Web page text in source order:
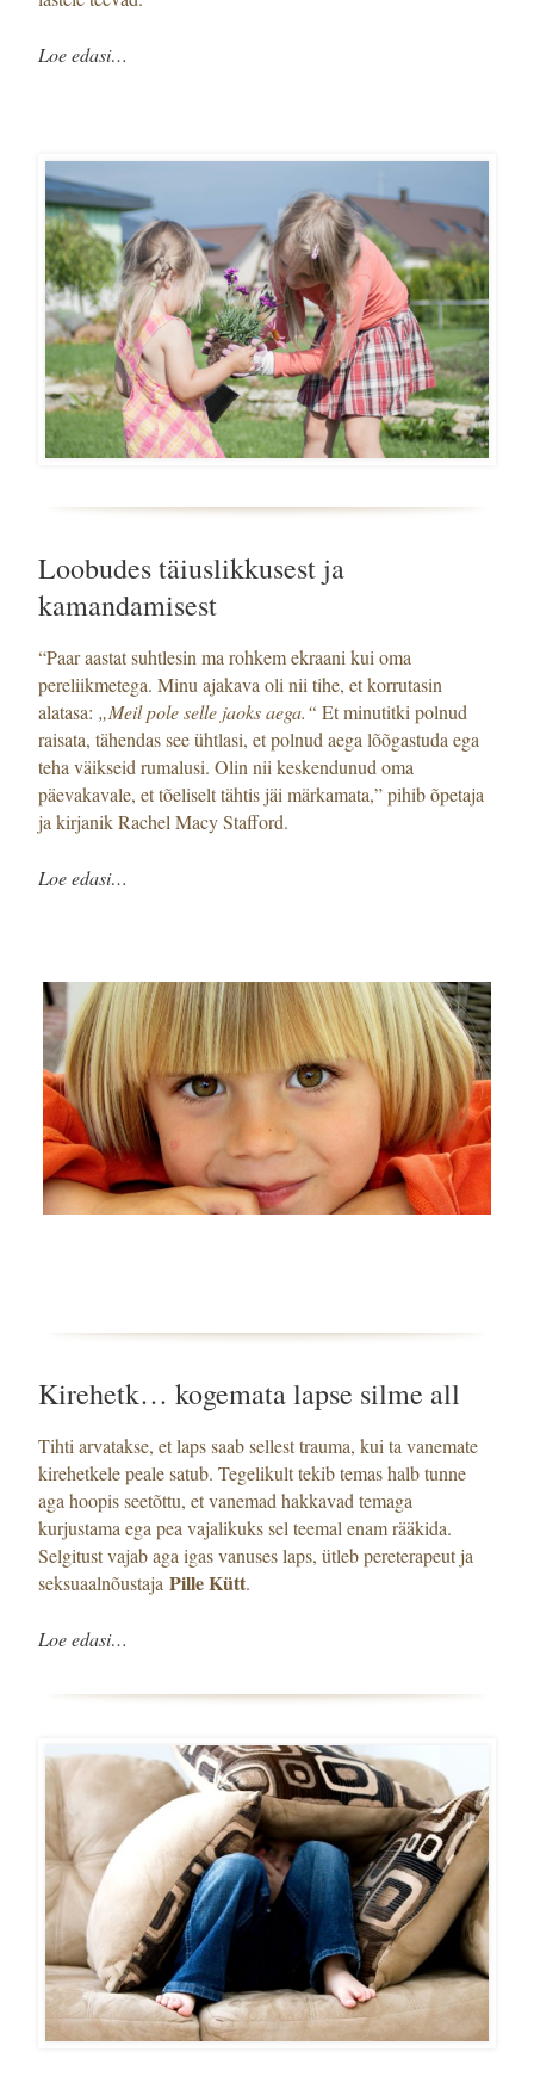
Loe edasi…
Loobudes täiuslikkusest ja
kamandamisest
“Paar aastat suhtlesin ma rohkem ekraani kui oma
pereliikmetega. Minu ajakava oli nii tihe, et korrutasin
alatasa: „Meil pole selle jaoks aega.“ Et minutitki polnud
raisata, tähendas see ühtlasi, et polnud aega lõõgastuda ega
teha väikseid rumalusi. Olin nii keskendunud oma
päevakavale, et tõeliselt tähtis jäi märkamata,” pihib õpetaja
ja kirjanik Rachel Macy Stafford.
Loe edasi…
Kirehetk… kogemata lapse silme all
Tihti arvatakse, et laps saab sellest trauma, kui ta vanemate
kirehetkele peale satub. Tegelikult tekib temas halb tunne
aga hoopis seetõttu, et vanemad hakkavad temaga
kurjustama ega pea vajalikuks sel teemal enam rääkida.
Selgitust vajab aga igas vanuses laps, ütleb pereterapeut ja
seksuaalnõustaja Pille Kütt.
Loe edasi…